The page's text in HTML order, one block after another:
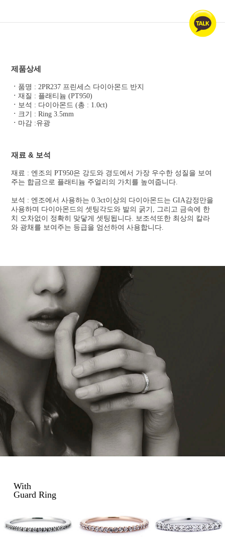
제품상세
ㆍ 품명 : 2PR237 프린세스 다이아몬드 반지
ㆍ재질 : 플래티늄 (PT950)
ㆍ 보석 : 다이아몬드 (총 : 1.0ct)
ㆍ 크기 : Ring 3.5mm
ㆍ 마감 :유광
재료 & 보석
재료 : 엔조의 PT950은 강도와 경도에서 가장 우수한 성질을 보여
주는 합금으로 플래티늄 주얼리의 가치를 높여줍니다.
보석 : 엔조에서 사용하는 0.3ct이상의 다이아몬드는 GIA감정만을
사용하며 다이아몬드의 셋팅각도와 발의 굵기, 그리고 금속에 한
치 오차없이 정확히 맞닿게 셋팅됩니다. 보조석또한 최상의 칼라
와 광채를 보여주는 등급을 엄선하여 사용합니다.
With
Guard Ring